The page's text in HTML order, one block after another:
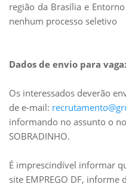
região da Brasília e
nenhum processo seletivo
Dados de envio para vaga:
Os interessados deverão
de e-mail:
informando no assunto o
SOBRADINHO.
É imprescindível informar
site EMPREGO DF, informe